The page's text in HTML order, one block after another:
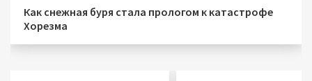
Как снежная буря стала прологом к катастрофе
Хорезма